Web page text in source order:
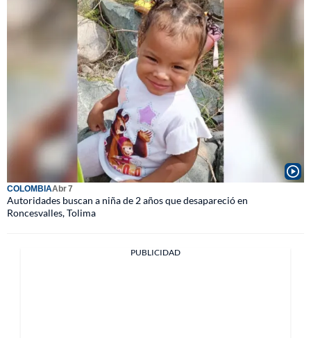
COLOMBIAAbr 7
Autoridades buscan a niña de 2 años que desapareció en
Roncesvalles, Tolima
PUBLICIDAD